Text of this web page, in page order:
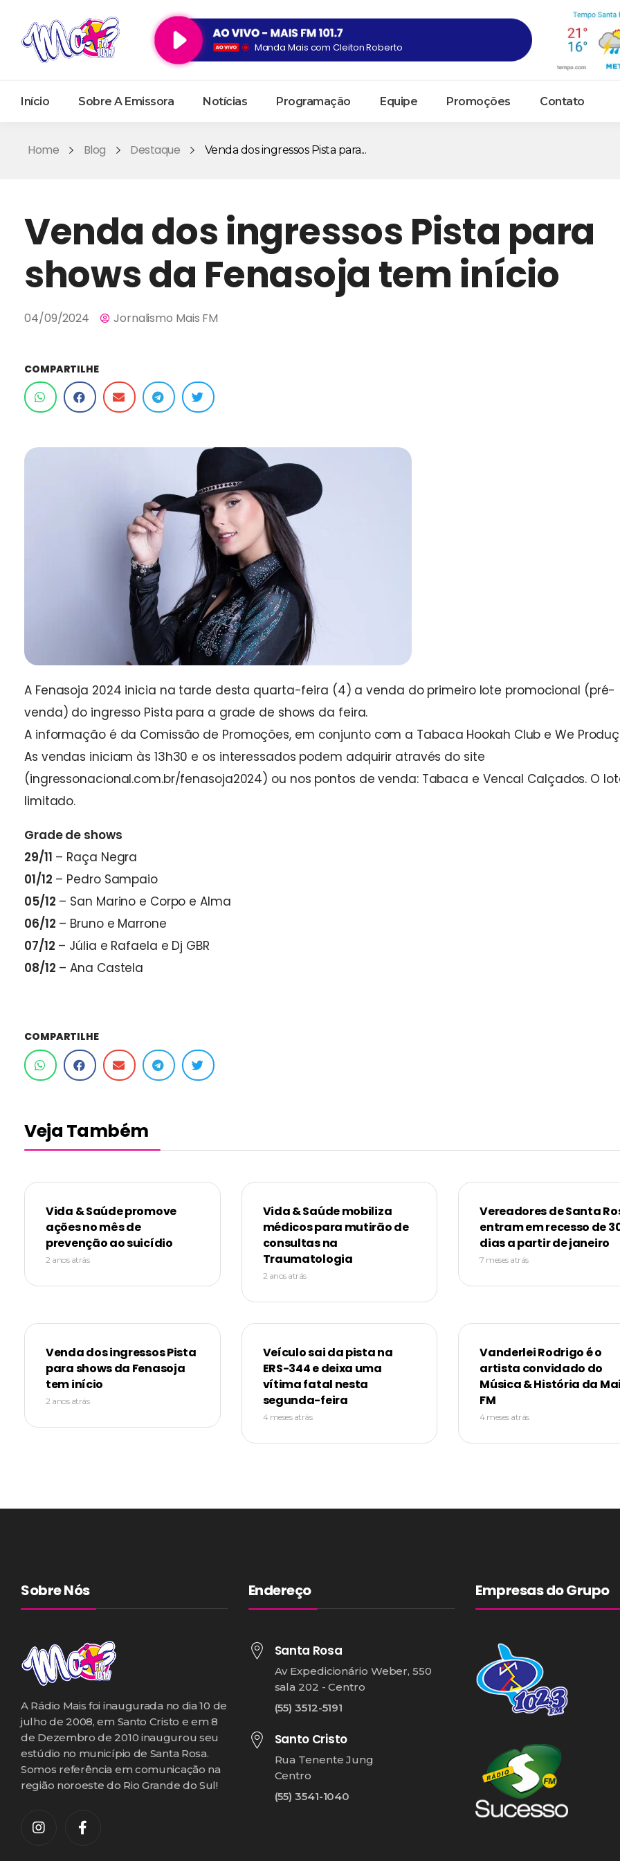
Manda Mais com Cleiton Roberto
Início Sobre A Emissora Notícias Programação Equipe Promoções Contato
Home Blog Destaque Venda dos ingressos Pista para...
Venda dos ingressos Pista para
shows da Fenasoja tem início
04/09/2024 Jornalismo Mais FM
COMPARTILHE
A Fenasoja 2024 inicia na tarde desta quarta-feira (4) a venda do primeiro lote promocional (pré-
venda) do ingresso Pista para a grade de shows da feira.
A informação é da Comissão de Promoções, em conjunto com a Tabaca Hookah Club e We
As vendas iniciam às 13h30 e os interessados podem adquirir através do site
(ingressonacional.com.br/fenasoja2024) ou nos pontos de venda: Tabaca e Vencal Calçados. O
limitado.
Grade de shows
29/11 – Raça Negra
01/12 – Pedro Sampaio
05/12 – San Marino e Corpo e Alma
06/12 – Bruno e Marrone
07/12 – Júlia e Rafaela e Dj GBR
08/12 – Ana Castela
COMPARTILHE
Veja Também
Vida & Saúde promove
ações no mês de
prevenção ao suicídio
2 anos atrás
Vida & Saúde mobiliza
médicos para mutirão de
consultas na
Traumatologia
2 anos atrás
Vereadores de Santa
entram em recesso de
dias a partir de janeiro
7 meses atrás
Venda dos ingressos Pista
para shows da Fenasoja
tem início
2 anos atrás
Veículo sai da pista na
ERS-344 e deixa uma
vítima fatal nesta
segunda-feira
4 meses atrás
Vanderlei Rodrigo é o
artista convidado do
Música & História da
FM
4 meses atrás
Sobre Nós
A Rádio Mais foi inaugurada no dia 10 de
julho de 2008, em Santo Cristo e em 8
de Dezembro de 2010 inaugurou seu
estúdio no município de Santa Rosa.
Somos referência em comunicação na
região noroeste do Rio Grande do Sul!
Endereço
Santa Rosa
Av Expedicionário Weber, 550
sala 202 - Centro
(55) 3512-5191
Santo Cristo
Rua Tenente Jung
Centro
(55) 3541-1040
Empresas do Grupo